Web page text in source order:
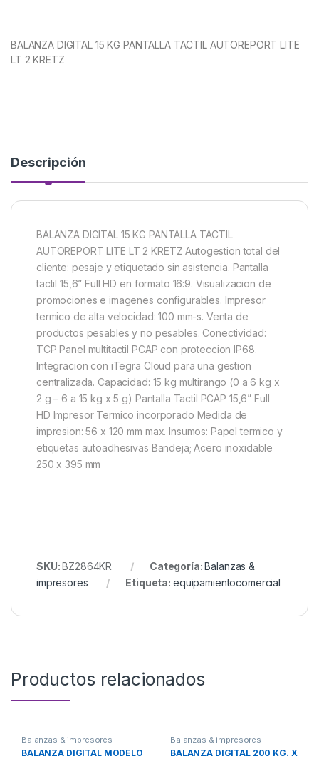
BALANZA DIGITAL 15 KG PANTALLA TACTIL AUTOREPORT LITE
LT 2 KRETZ
Descripción
BALANZA DIGITAL 15 KG PANTALLA TACTIL
AUTOREPORT LITE LT 2 KRETZ Autogestion total del
cliente: pesaje y etiquetado sin asistencia. Pantalla
tactil 15,6” Full HD en formato 16:9. Visualizacion de
promociones e imagenes configurables. Impresor
termico de alta velocidad: 100 mm-s. Venta de
productos pesables y no pesables. Conectividad:
TCP Panel multitactil PCAP con proteccion IP68.
Integracion con iTegra Cloud para una gestion
centralizada. Capacidad: 15 kg multirango (0 a 6 kg x
2 g – 6 a 15 kg x 5 g) Pantalla Tactil PCAP 15,6” Full
HD Impresor Termico incorporado Medida de
impresion: 56 x 120 mm max. Insumos: Papel termico y
etiquetas autoadhesivas Bandeja; Acero inoxidable
250 x 395 mm
SKU:BZ2864KR Categoría:Balanzas &
impresores
Etiqueta: equipamientocomercial
Productos relacionados
Balanzas & impresores
BALANZA DIGITAL MODELO
Balanzas & impresores
BALANZA DIGITAL 200 KG. X